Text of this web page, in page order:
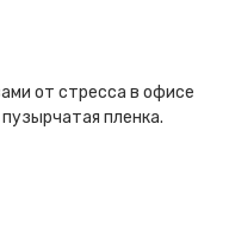
от стресса в офисе
пленка.